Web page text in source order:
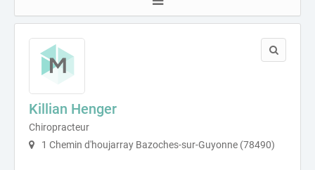
Killian Henger
Chiropracteur
1 Chemin d'houjarray Bazoches-sur-Guyonne (78490)